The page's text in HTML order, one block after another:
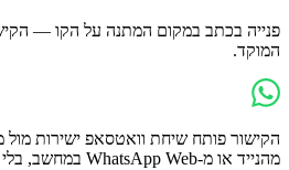
פנייה בכתב במקום המתנה על הקו —
המוקד.
הקישור פותח שיחת וואטסאפ ישירות מול
מהנייד או מ-WhatsApp Web במחשב, בלי לחפש ולהקליד את המספר.